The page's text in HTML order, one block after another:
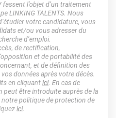
l’objet d’un traitement
LINKING TALENTS. Nous
votre candidature, vous
et/ou vous adresser du
d’emploi.
de rectification,
et de portabilité des
et de définition des
données après votre décès.
en cliquantici. En cas de
peut être introduite auprès de la
notre politique de protection de
ici.